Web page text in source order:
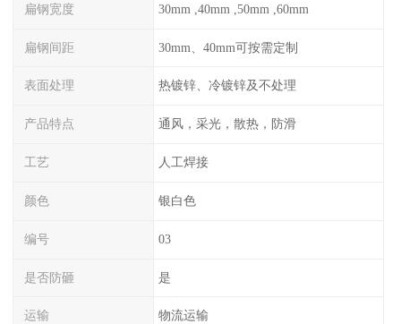
扁钢宽度 30mm ,40mm ,50mm ,60mm
扁钢间距 30mm、40mm可按需定制
表面处理 热镀锌、冷镀锌及不处理
产品特点 通风，采光，散热，防滑
工艺 人工焊接
颜色 银白色
编号 03
是否防砸 是
运输 物流运输